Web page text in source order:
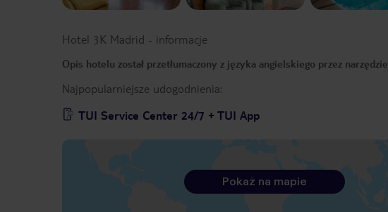
Hotel 3K Madrid - informacje
Opis hotelu został przetłumaczony z języka angielskiego przez
Najpopularniejsze udogodnienia:
TUI Service Center 24/7 + TUI App
Pokaż na mapie